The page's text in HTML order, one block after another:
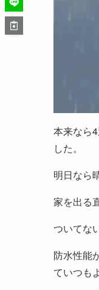
本来なら
した。
明日なら
家を出る
ついてな
防水性能
ていつも